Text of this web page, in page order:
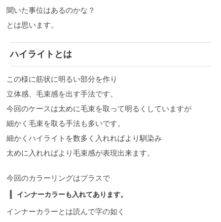
聞いた事位はあるのかな？
とは思います。
ハイライトとは
この様に筋状に明るい部分を作り
立体感、毛束感を出す手法です。
今回のケースは太めに毛束を取って明るくしていますが
細かく毛束を取る手法も多いです。
細かくハイライトを数多く入れればより馴染み
太めに入れればより毛束感が表現出来ます。
今回のカラーリングはプラスで
インナーカラーも入れてあります。
インナーカラーとは読んで字の如く